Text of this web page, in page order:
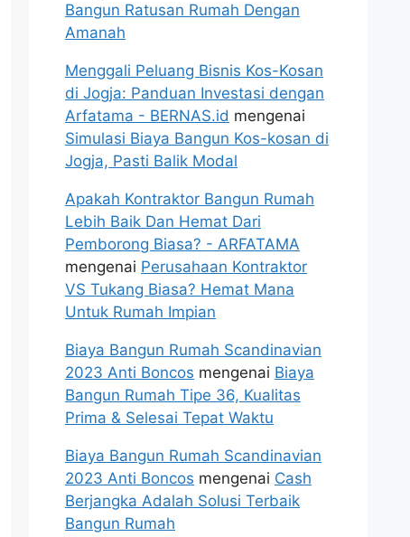
Bangun Ratusan Rumah Dengan
Amanah
Menggali Peluang Bisnis Kos-Kosan
di Jogja: Panduan Investasi dengan
Arfatama - BERNAS.id mengenai
Simulasi Biaya Bangun Kos-kosan di
Jogja, Pasti Balik Modal
Apakah Kontraktor Bangun Rumah
Lebih Baik Dan Hemat Dari
Pemborong Biasa? - ARFATAMA
mengenai Perusahaan Kontraktor
VS Tukang Biasa? Hemat Mana
Untuk Rumah Impian
Biaya Bangun Rumah Scandinavian
2023 Anti Boncos mengenai Biaya
Bangun Rumah Tipe 36, Kualitas
Prima & Selesai Tepat Waktu
Biaya Bangun Rumah Scandinavian
2023 Anti Boncos mengenai Cash
Berjangka Adalah Solusi Terbaik
Bangun Rumah